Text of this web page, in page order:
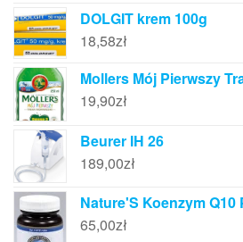
DOLGIT krem 100g
18,58zł
Mollers Mój Pierwszy
19,90zł
Beurer IH 26
189,00zł
Nature'S Koenzym Q10
65,00zł